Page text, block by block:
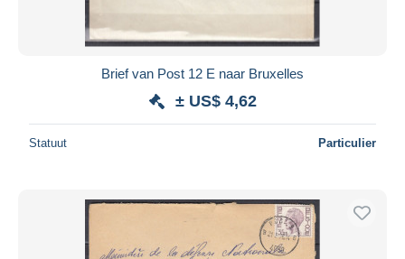
Brief van Post 12 E naar Bruxelles
± US$ 4,62
Statuut Particulier